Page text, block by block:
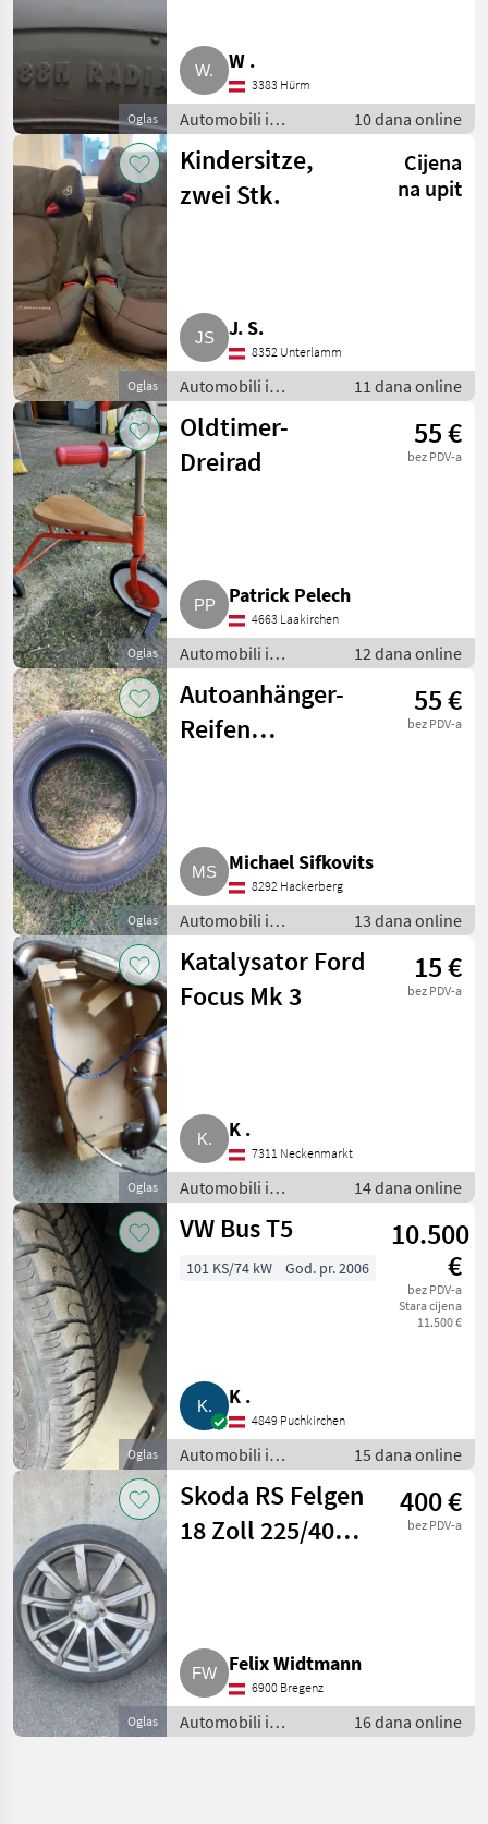
Oglas
W .
3383 Hürm
Automobili i
motocikli / Dijelovi
za automobile
10 dana online
Oglas
Kindersitze,
zwei Stk.
Cijena
na upit
J. S.
8352 Unterlamm
Automobili i
motocikli / Dijelovi
za automobile
11 dana online
Oglas
Oldtimer-
Dreirad
55 €
bez PDV-a
Patrick Pelech
4663 Laakirchen
Automobili i
motocikli / Dijelovi
za automobile
12 dana online
Oglas
Autoanhänger-
Reifen
55 €
bez PDV-a
Michael Sifkovits
8292 Hackerberg
Automobili i
motocikli / Dijelovi
za automobile
13 dana online
Oglas
Katalysator Ford
Focus Mk 3
15 €
bez PDV-a
K .
7311 Neckenmarkt
Automobili i
motocikli / Dijelovi
za automobile
14 dana online
Oglas
VW Bus T5
10.500
€
bez PDV-a
Stara cijena
11.500 €
101 KS/74 kW God. pr. 2006
K .
4849 Puchkirchen
Automobili i
motocikli / Dijelovi
za automobile
15 dana online
Oglas
Skoda RS Felgen
18 Zoll 225/40
400 €
bez PDV-a
Felix Widtmann
6900 Bregenz
Automobili i
motocikli / Dijelovi
16 dana online